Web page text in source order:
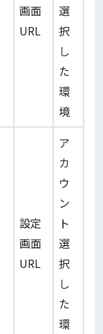
画面
URL
選
択
し
た
環
境
設定
画面
URL
ア
カ
ウ
ン
ト
選
択
し
た
環